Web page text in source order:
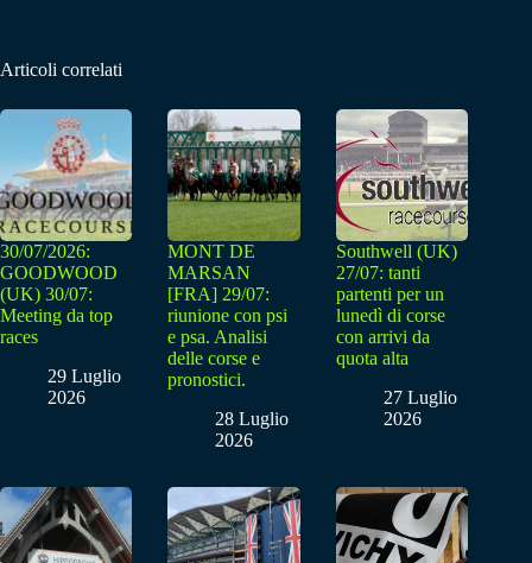
Articoli correlati
30/07/2026:
GOODWOOD
(UK) 30/07:
Meeting da top
races
29 Luglio
2026
MONT DE
MARSAN
[FRA] 29/07:
riunione con psi
e psa. Analisi
delle corse e
pronostici.
28 Luglio
2026
Southwell (UK)
27/07: tanti
partenti per un
lunedì di corse
con arrivi da
quota alta
27 Luglio
2026